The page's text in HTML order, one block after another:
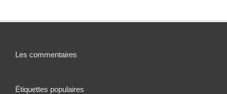
Les commentaires
Étiquettes populaires